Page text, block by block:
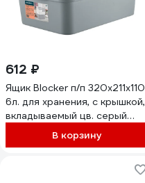
612 ₽
Ящик Blocker п/п 320х211х110
6л. для хранения, с крышкой,
вкладываемый цв. серый
топаз 36174В корзину